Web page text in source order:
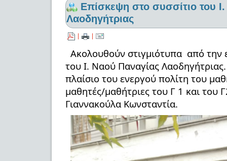
Επίσκεψη στο συσσίτιο του
Λαοδηγήτριας
Ακολουθούν στιγμιότυπα από την
του Ι. Ναού Παναγίας
πλαίσιο του ενεργού πολίτη του
μαθητές/μαθήτριες του Γ 1 και του
Γιαννακούλα Κωνσταντία.